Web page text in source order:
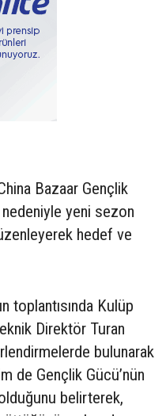
Bazaar Gençlik
nedeniyle yeni sezon
hedef ve
toplantısında Kulüp
Direktör Turan
bulunarak
de Gençlik Gücü’nün
belirterek,